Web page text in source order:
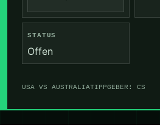
STATUS
Offen
USA VS AUSTRALIATIPPGEBER: CS